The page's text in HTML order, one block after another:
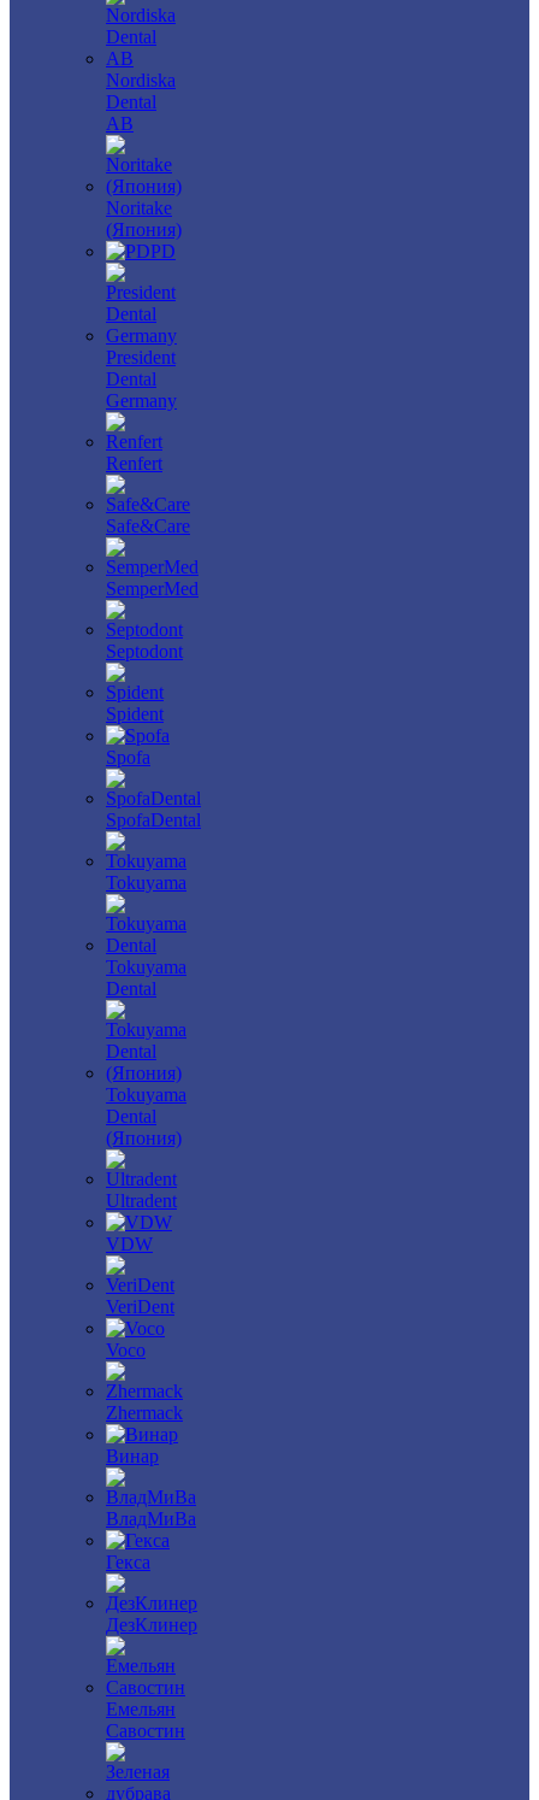
Nordiska
Dental
AB
Noritake
(Япония)
PD
President
Dental
Germany
Renfert
Safe&Care
SemperMed
Septodont
Spident
Spofa
SpofaDental
Tokuyama
Tokuyama
Dental
Tokuyama
Dental
(Япония)
Ultradent
VDW
VeriDent
Voco
Zhermack
Винар
ВладМиВа
Гекса
ДезКлинер
Емельян
Савостин